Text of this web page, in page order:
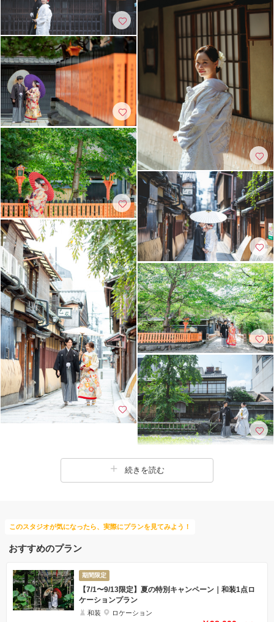
続きを読む
このスタジオが気になったら、実際にプランを見てみよう！
おすすめのプラン
期間限定
【7/1〜9/13限定】夏の特別キャンペーン｜和装1点ロ
ケーションプラン
和装 ロケーション